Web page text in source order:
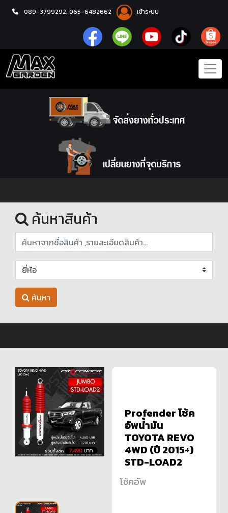
089-3799292, 065-6482662 เข้าระบบ
หน้าแรก
ค้นหาสินค้า
ค้นหา
Profender โช้ค
อัพน้ำมัน
TOYOTA REVO
4WD (ปี 2015+)
STD-LOAD2
โช้คอัพ